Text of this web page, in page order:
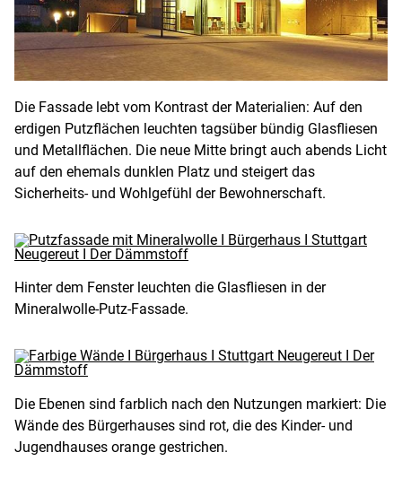
Die Fassade lebt vom Kontrast der Materialien: Auf den
erdigen Putzflächen leuchten tagsüber bündig Glasfliesen
und Metallflächen. Die neue Mitte bringt auch abends Licht
auf den ehemals dunklen Platz und steigert das
Sicherheits- und Wohlgefühl der Bewohnerschaft.
Hinter dem Fenster leuchten die Glasfliesen in der
Mineralwolle-Putz-Fassade.
Die Ebenen sind farblich nach den Nutzungen markiert: Die
Wände des Bürgerhauses sind rot, die des Kinder- und
Jugendhauses orange gestrichen.